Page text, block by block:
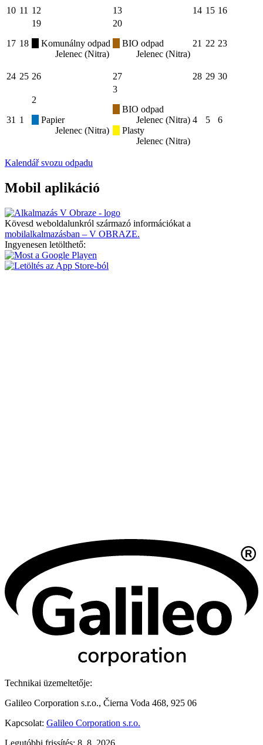
10 11 12 13 14 15 16
17 18
19
Komunálny odpad
Jelenec (Nitra)
20
BIO odpad
Jelenec (Nitra)
21 22 23
24 25 26 27 28 29 30
31 1
2
Papier
Jelenec (Nitra)
3
BIO odpad
Jelenec (Nitra)
Plasty
Jelenec (Nitra)
4 5 6
Kalendář svozu odpadu
Mobil aplikáció
Kövesd weboldalunkról származó információkat a
mobilalkalmazásban – V OBRAZE.
Ingyenesen letölthető:
Technikai üzemeltetője:
Galileo Corporation s.r.o., Čierna Voda 468, 925 06
Kapcsolat: Galileo Corporation s.r.o.
Legutóbbi frissítés: 8. 8. 2026